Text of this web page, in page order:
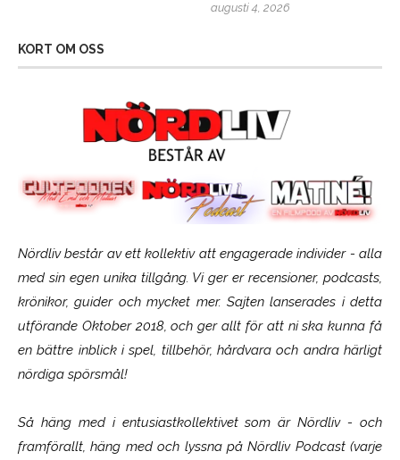
augusti 4, 2026
KORT OM OSS
Nördliv består av ett kollektiv att engagerade individer - alla
med sin egen unika tillgång. Vi ger er recensioner, podcasts,
krönikor, guider och mycket mer. Sajten lanserades i detta
utförande Oktober 2018, och ger allt för att ni ska kunna få
en bättre inblick i spel, tillbehör, hårdvara och andra härligt
nördiga spörsmål!
Så häng med i entusiastkollektivet som ärNördliv- och
framförallt, häng med och lyssna på Nördliv Podcast (varje